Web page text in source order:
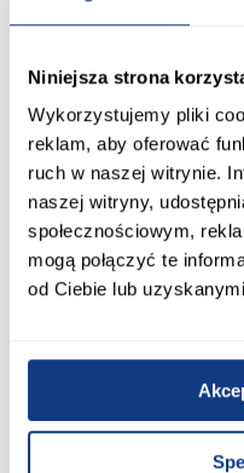
Niniejsza strona
Wykorzystujemy pliki
reklam, aby oferować
ruch w naszej witrynie.
naszej witryny,
społecznościowym,
mogą połączyć te
od Ciebie lub
Szerokość [cm]:
150.00
Głębokość [cm]:
60.00
Wysokość [cm]:
Kolor frontów: